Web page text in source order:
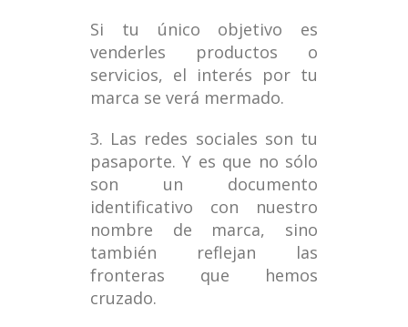
Si tu único objetivo es
venderles productos o
servicios, el interés por tu
marca se verá mermado.
3. Las redes sociales son tu
pasaporte. Y es que no sólo
son un documento
identificativo con nuestro
nombre de marca, sino
también reflejan las
fronteras que hemos
cruzado.